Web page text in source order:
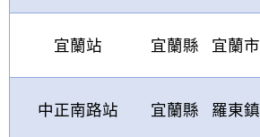
宜蘭站 宜蘭縣 宜蘭市
中正南路站 宜蘭縣 羅東鎮